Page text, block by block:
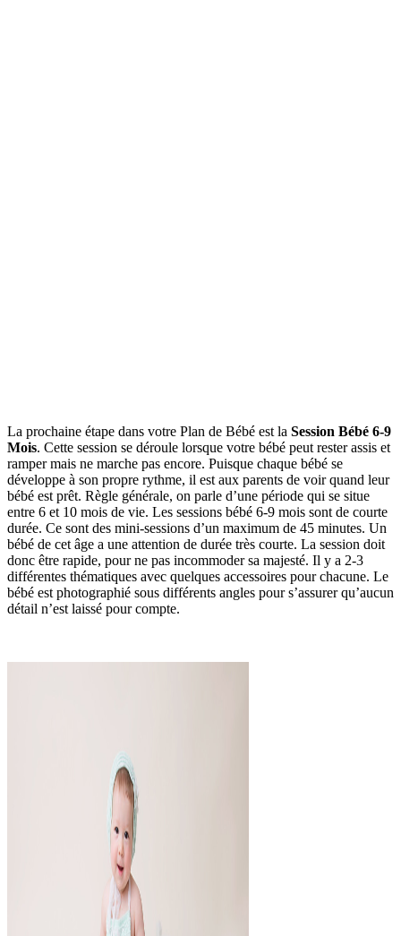
La prochaine étape dans votre Plan de Bébé est la Session Bébé 6-9
Mois. Cette session se déroule lorsque votre bébé peut rester assis et
ramper mais ne marche pas encore. Puisque chaque bébé se
développe à son propre rythme, il est aux parents de voir quand leur
bébé est prêt. Règle générale, on parle d’une période qui se situe
entre 6 et 10 mois de vie. Les sessions bébé 6-9 mois sont de courte
durée. Ce sont des mini-sessions d’un maximum de 45 minutes. Un
bébé de cet âge a une attention de durée très courte. La session doit
donc être rapide, pour ne pas incommoder sa majesté. Il y a 2-3
différentes thématiques avec quelques accessoires pour chacune. Le
bébé est photographié sous différents angles pour s’assurer qu’aucun
détail n’est laissé pour compte.